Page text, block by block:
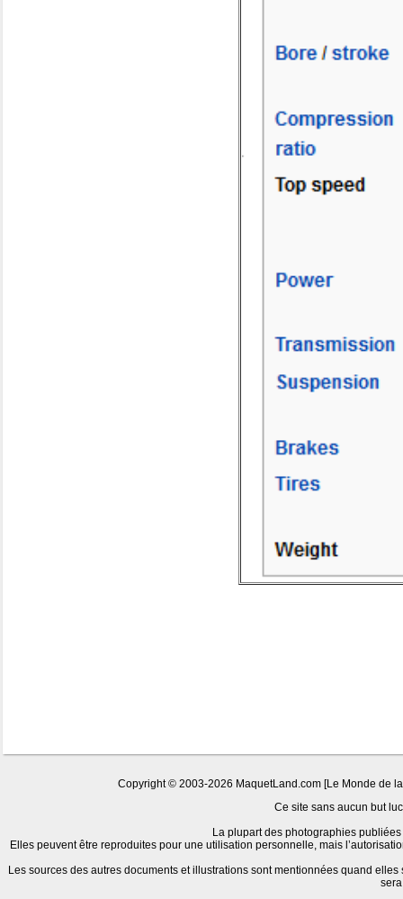
Copyright © 2003-2026 MaquetLand.com [Le Monde de
Ce site sans aucun but
La plupart des photographies
Elles peuvent être reproduites pour une utilisation personnelle, mais
Les sources des autres documents et illustrations sont mentionnées quand